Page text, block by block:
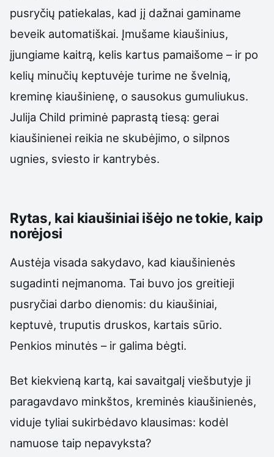
pusryčių patiekalas, kad jį dažnai gaminame
beveik automatiškai. Įmušame kiaušinius,
įjungiame kaitrą, kelis kartus pamaišome – ir po
kelių minučių keptuvėje turime ne švelnią,
kreminę kiaušinienę, o sausokus gumuliukus.
Julija Child priminė paprastą tiesą: gerai
kiaušinienei reikia ne skubėjimo, o silpnos
ugnies, sviesto ir kantrybės.
Rytas, kai kiaušiniai išėjo ne tokie, kaip
norėjosi
Austėja visada sakydavo, kad kiaušinienės
sugadinti neįmanoma. Tai buvo jos greitieji
pusryčiai darbo dienomis: du kiaušiniai,
keptuvė, truputis druskos, kartais sūrio.
Penkios minutės – ir galima bėgti.
Bet kiekvieną kartą, kai savaitgalį viešbutyje ji
paragavdavo minkštos, kreminės kiaušinienės,
viduje tyliai sukirbėdavo klausimas: kodėl
namuose taip nepavyksta?